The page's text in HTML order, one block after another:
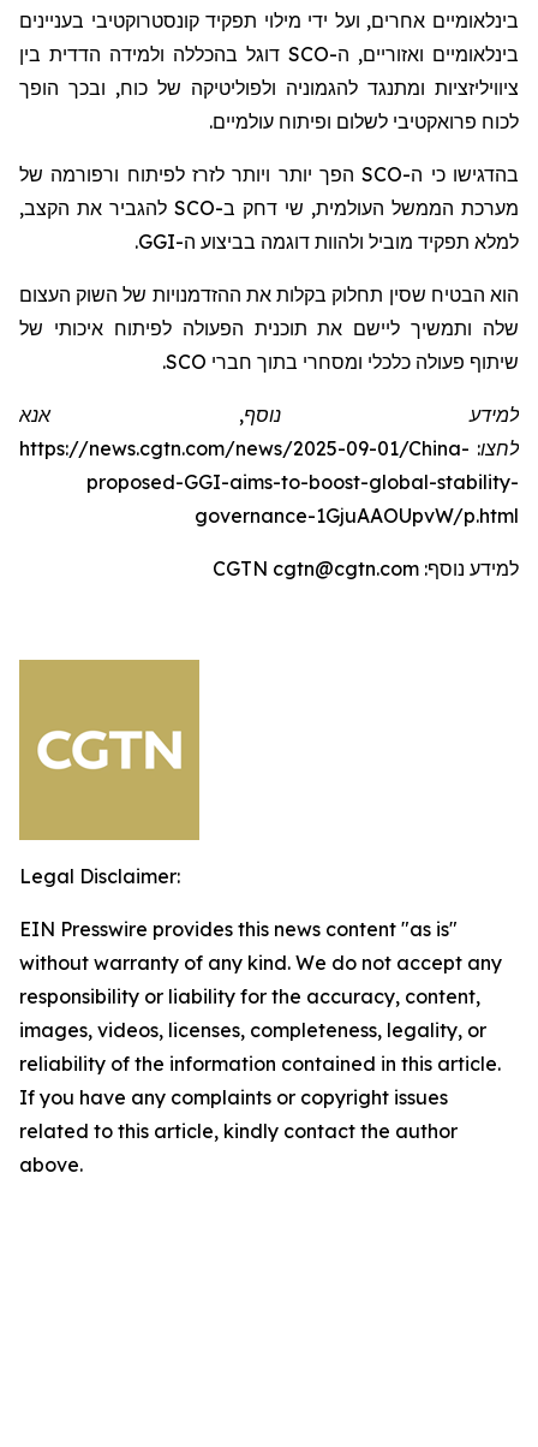
בינלאומיים אחרים, ועל ידי מילוי תפקיד קונסטרוקטיבי בעניינים
בינלאומיים ואזוריים, ה-SCO דוגל בהכללה ולמידה הדדית בין
ציוויליזציות ומתנגד להגמוניה ולפוליטיקה של כוח, ובכך הופך
לכוח פרואקטיבי לשלום ופיתוח עולמיים.
בהדגישו כי ה-SCO הפך יותר ויותר לזרז לפיתוח ורפורמה של
מערכת הממשל העולמית, שי דחק ב-SCO להגביר את הקצב,
למלא תפקיד מוביל ולהוות דוגמה בביצוע ה-GGI.
הוא הבטיח שסין תחלוק בקלות את ההזדמנויות של השוק העצום
שלה ותמשיך ליישם את תוכנית הפעולה לפיתוח איכותי של
שיתוף פעולה כלכלי ומסחרי בתוך חברי SCO.
למידע נוסף, אנא
לחצו: https://news.cgtn.com/news/2025-09-01/China-
proposed-GGI-aims-to-boost-global-stability-
governance-1GjuAAOUpvW/p.html
למידע נוסף: CGTN cgtn@cgtn.com
Legal Disclaimer:
EIN Presswire provides this news content "as is"
without warranty of any kind. We do not accept any
responsibility or liability for the accuracy, content,
images, videos, licenses, completeness, legality, or
reliability of the information contained in this article.
If you have any complaints or copyright issues
related to this article, kindly contact the author
above.